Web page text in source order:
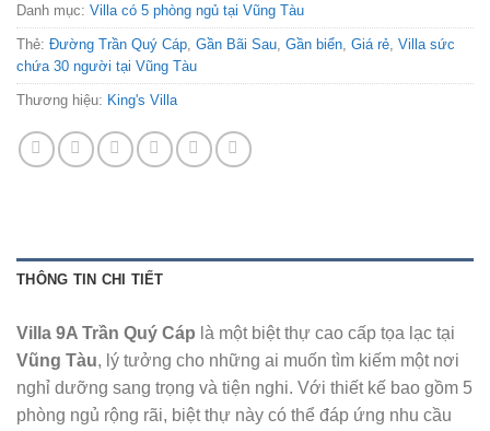
Danh mục: Villa có 5 phòng ngủ tại Vũng Tàu
Thẻ: Đường Trần Quý Cáp Gần Bãi Sau Gần biển Giá rẻ Villa sức
chứa 30 người tại Vũng Tàu
Thương hiệu: King's Villa
THÔNG TIN CHI TIẾT
Villa 9A Trần Quý Cáp là một biệt thự cao cấp tọa lạc tại
Vũng Tàu, lý tưởng cho những ai muốn tìm kiếm một nơi
nghỉ dưỡng sang trọng và tiện nghi. Với thiết kế bao gồm 5
phòng ngủ rộng rãi, biệt thự này có thể đáp ứng nhu cầu